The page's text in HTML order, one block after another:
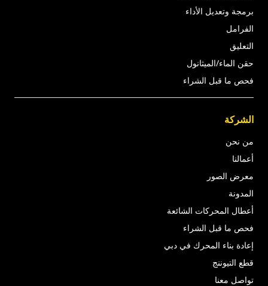
برمجة وتعديل الأداء
الفرامل
التعليق
حقن الماء/الميثانول
فحص ما قبل الشراء
الشركة
من نحن
أعمالنا
معرض الصور
المدونة
أعطال المحركات الشائعة
فحص ما قبل الشراء
إعادة بناء المحرك في دبي
قطع التيوننج
تواصل معنا